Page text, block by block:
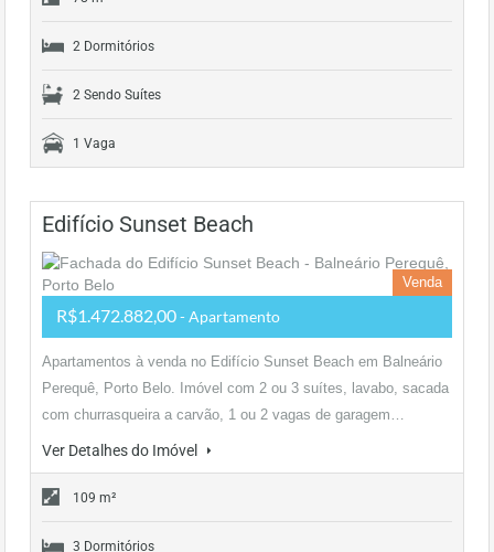
2 Dormitórios
2 Sendo Suítes
1 Vaga
Edifício Sunset Beach
Venda
R$1.472.882,00- Apartamento
Apartamentos à venda no Edifício Sunset Beach em Balneário
Perequê, Porto Belo. Imóvel com 2 ou 3 suítes, lavabo, sacada
com churrasqueira a carvão, 1 ou 2 vagas de garagem…
Ver Detalhes do Imóvel
109 m²
3 Dormitórios